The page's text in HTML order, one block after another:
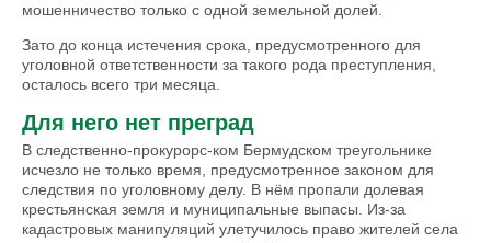
мошенничество только с одной земельной долей.
Зато до конца истечения срока, предусмотренного для
уголовной ответственности за такого рода преступления,
осталось всего три месяца.
Для него нет преград
В следственно-прокурорс-ком Бермудском треугольнике
исчезло не только время, преду­смотренное законом для
следствия по уголовному делу. В нём пропали долевая
крестьянская земля и муниципальные выпасы. Из-за
кадастровых манипуляций улетучилось право жителей села